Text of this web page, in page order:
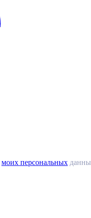
моих персональных